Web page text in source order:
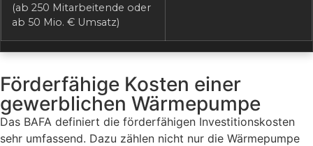
(ab 250 Mitarbeitende oder
ab 50 Mio. € Umsatz)
Förderfähige Kosten einer
gewerblichen Wärmepumpe
Das BAFA definiert die förderfähigen Investitionskosten
sehr umfassend. Dazu zählen nicht nur die Wärmepumpe